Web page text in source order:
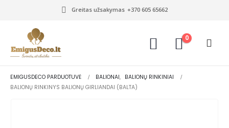
Greitas užsakymas +370 605 65662
0
EMIGUSDECO PARDUOTUVĖ BALIONAI, BALIONŲ RINKINIAI
BALIONŲ RINKINYS BALIONŲ GIRLIANDAI (BALTA)